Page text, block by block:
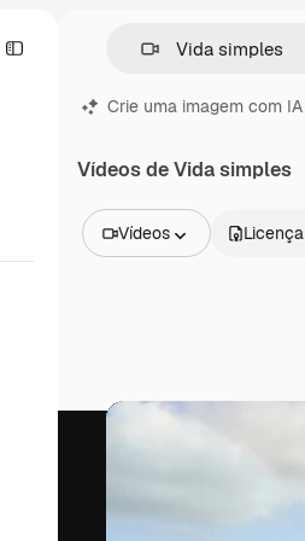
Crie uma imagem com IA
Vídeos de Vida simples
Vídeos
Vídeos
Licença